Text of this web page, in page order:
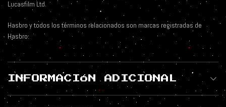
Lucasfilm Ltd.
Hasbro y todos los términos relacionados son marcas registradas de
Hasbro.
INFORMACIÓN ADICIONAL